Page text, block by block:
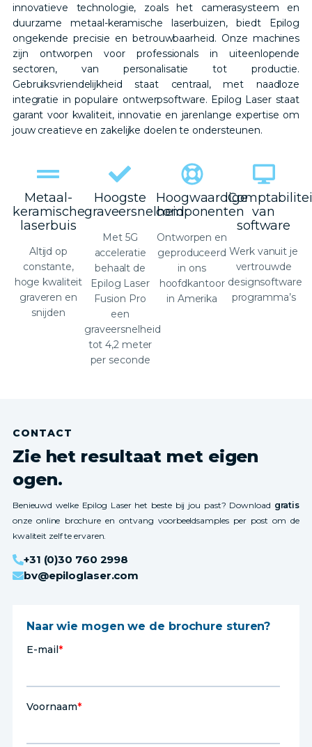
innovatieve technologie, zoals het camerasysteem en
duurzame metaal-keramische laserbuizen, biedt Epilog
ongekende precisie en betrouwbaarheid. Onze machines
zijn ontworpen voor professionals in uiteenlopende
sectoren, van personalisatie tot productie.
Gebruiksvriendelijkheid staat centraal, met naadloze
integratie in populaire ontwerpsoftware. Epilog Laser staat
garant voor kwaliteit, innovatie en jarenlange expertise om
jouw creatieve en zakelijke doelen te ondersteunen.
Metaal-
keramische
laserbuis
Altijd op
constante,
hoge kwaliteit
graveren en
snijden
Hoogste
graveersnelheid
Met 5G
acceleratie
behaalt de
Epilog Laser
Fusion Pro
een
graveersnelheid
tot 4,2 meter
per seconde
Hoogwaardige
componenten
Ontworpen en
geproduceerd
in ons
hoofdkantoor
in Amerika
van
software
Werk vanuit je
vertrouwde
designsoftware
programma’s
CONTACT
Zie het resultaat met eigen
ogen.
Benieuwd welke Epilog Laser het beste bij jou past? Download gratis
onze online brochure en ontvang voorbeeldsamples per post om de
kwaliteit zelf te ervaren.
+31 (0)30 760 2998
bv@epiloglaser.com
Naar wie mogen we de brochure sturen?